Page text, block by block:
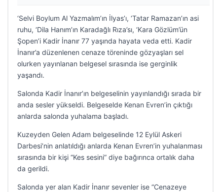
‘Selvi Boylum Al Yazmalım’ın İlyas’ı, ‘Tatar Ramazan’ın asi
ruhu, ‘Dila Hanım’ın Karadağlı Rıza’sı, ‘Kara Gözlüm’ün
Şopen’i Kadir İnanır 77 yaşında hayata veda etti. Kadir
İnanır’a düzenlenen cenaze töreninde gözyaşları sel
olurken yayınlanan belgesel sırasında ise gerginlik
yaşandı.
Salonda Kadir İnanır’ın belgeselinin yayınlandığı sırada bir
anda sesler yükseldi. Belgeselde Kenan Evren’in çıktığı
anlarda salonda yuhalama başladı.
Kuzeyden Gelen Adam belgeselinde 12 Eylül Askeri
Darbesi’nin anlatıldığı anlarda Kenan Evren’in yuhalanması
sırasında bir kişi “Kes sesini” diye bağırınca ortalık daha
da gerildi.
Salonda yer alan Kadir İnanır sevenler ise “Cenazeye